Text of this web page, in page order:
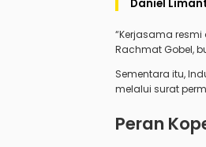
Daniel
“Kerjasama resmi
Rachmat Gobel,
Sementara itu,
melalui surat
Peran